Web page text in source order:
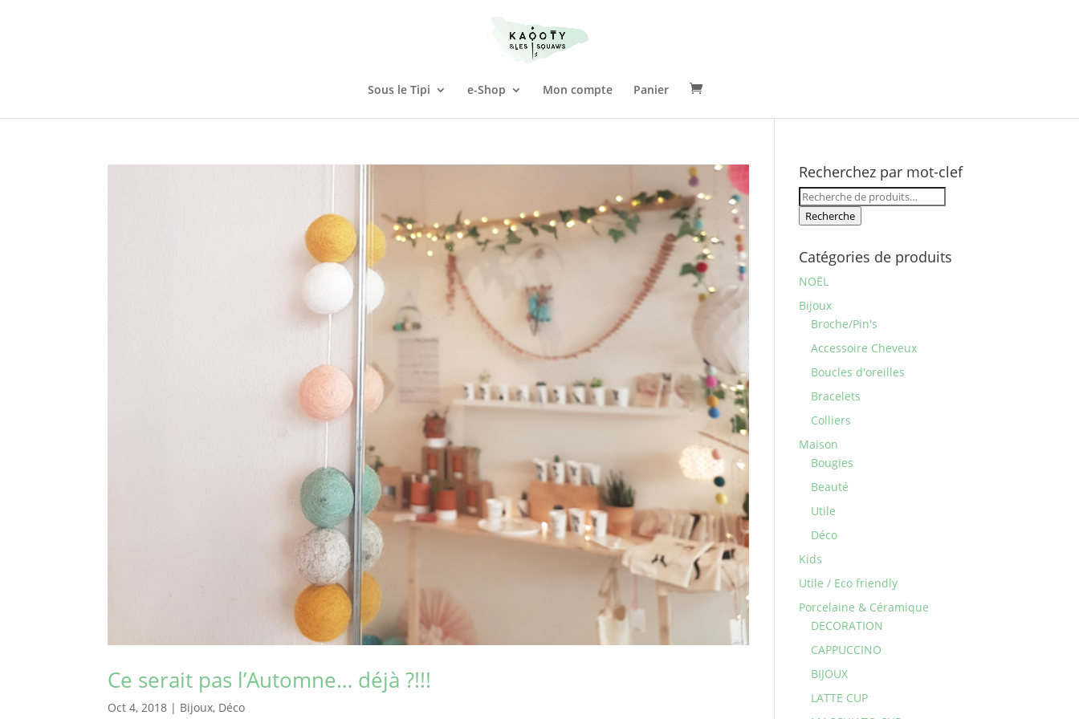
Sous le Tipi e-Shop Mon compte Panier
Ce serait pas l’Automne… déjà ?!!!
Oct 4, 2018 | Bijoux, Déco
Recherchez par mot-clef
Recherche
pour :
Recherche
Catégories de produits
NOËL
Bijoux
Broche/Pin's
Accessoire Cheveux
Boucles d'oreilles
Bracelets
Colliers
Maison
Bougies
Beauté
Utile
Déco
Kids
Utile / Eco friendly
Porcelaine & Céramique
DECORATION
CAPPUCCINO
BIJOUX
LATTE CUP